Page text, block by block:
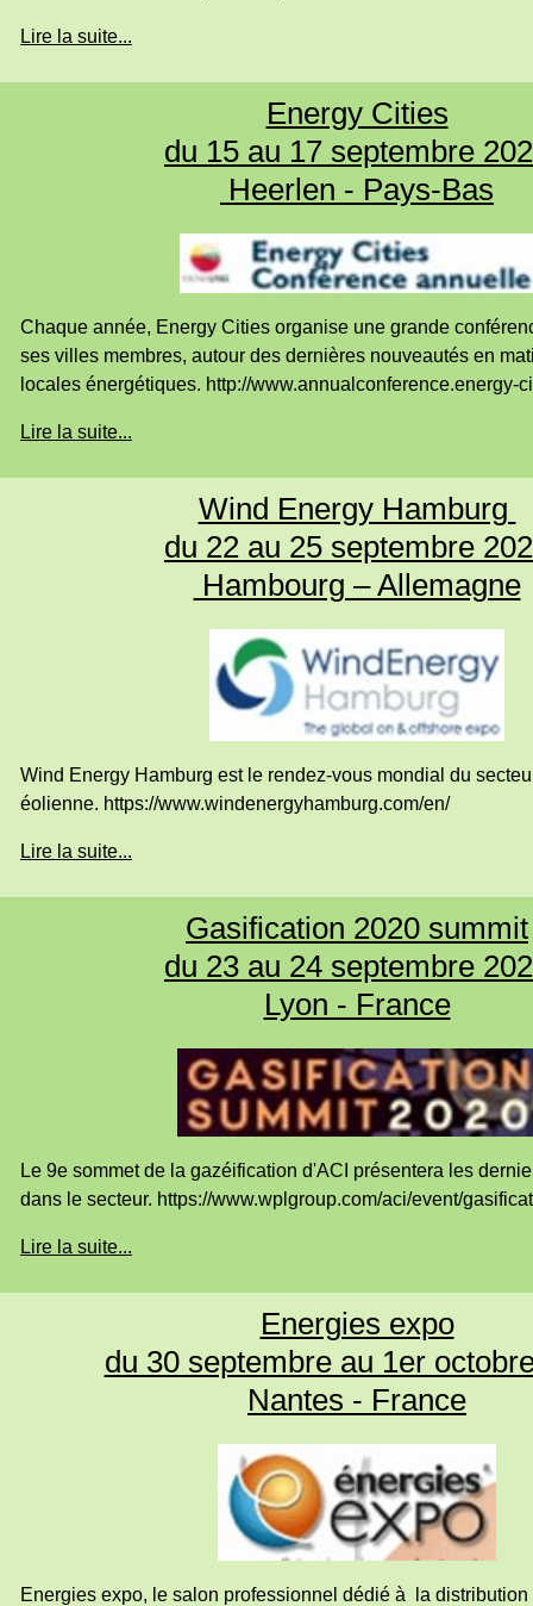
Lire la suite...
Energy Cities
du 15 au 17 septembre
Heerlen - Pays-Bas
Chaque année, Energy Cities organise une grande
ses villes membres, autour des dernières nouveautés en
locales énergétiques. http://www.annualconference.energy-
Lire la suite...
Wind Energy Hamburg
du 22 au 25 septembre
Hambourg – Allemagne
Wind Energy Hamburg est le rendez-vous mondial du
éolienne. https://www.windenergyhamburg.com/en/
Lire la suite...
Gasification 2020 summit
du 23 au 24 septembre
Lyon - France
Le 9e sommet de la gazéification d'ACI présentera les
dans le secteur. https://www.wplgroup.com/aci/event/
Lire la suite...
Energies expo
du 30 septembre au 1er
Nantes - France
Energies expo, le salon professionnel dédié à la